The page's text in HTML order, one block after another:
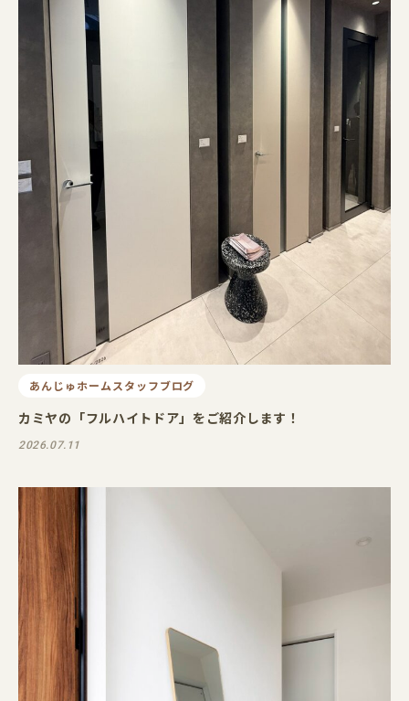
あんじゅホームスタッフブログ
カミヤの「フルハイトドア」をご紹介します！
2026.07.11